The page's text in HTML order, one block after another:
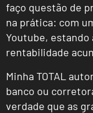
faço questão de
na prática: com
Youtube, estando
rentabilidade
Minha TOTAL
banco ou
verdade que as